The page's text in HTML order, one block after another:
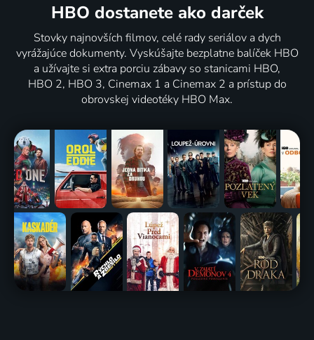
HBO dostanete ako darček
Stovky najnovších filmov, celé rady seriálov a dych
vyrážajúce dokumenty. Vyskúšajte bezplatne balíček HBO
a užívajte si extra porciu zábavy so stanicami HBO,
HBO 2, HBO 3, Cinemax 1 a Cinemax 2 a prístup do
obrovskej videotéky HBO Max.